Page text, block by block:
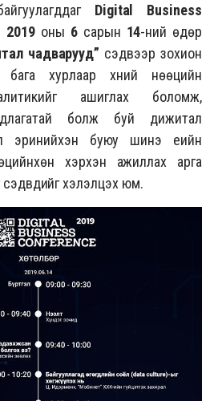
Digital Business
2019оны 6сарын 14-ний өдөр
чадварууд” сэдвээр зохион
бага хурлаар хүний нөөцийн
ашиглах боломж,
болж буй дижитал
эринийхэн буюу шинэ үеийн
хэрхэн ажиллах арга
хэлэлцэх юм.